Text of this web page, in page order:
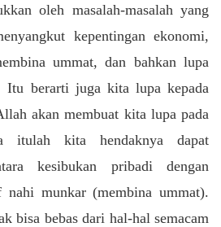
oleh masalah-masalah yang
kepentingan ekonomi,
ummat, dan bahkan lupa
Itu berarti juga kita lupa kepada
akan membuat kita lupa pada
itulah kita hendaknya dapat
kesibukan pribadi dengan
nahi munkar (membina ummat).
bisa bebas dari hal-hal semacam